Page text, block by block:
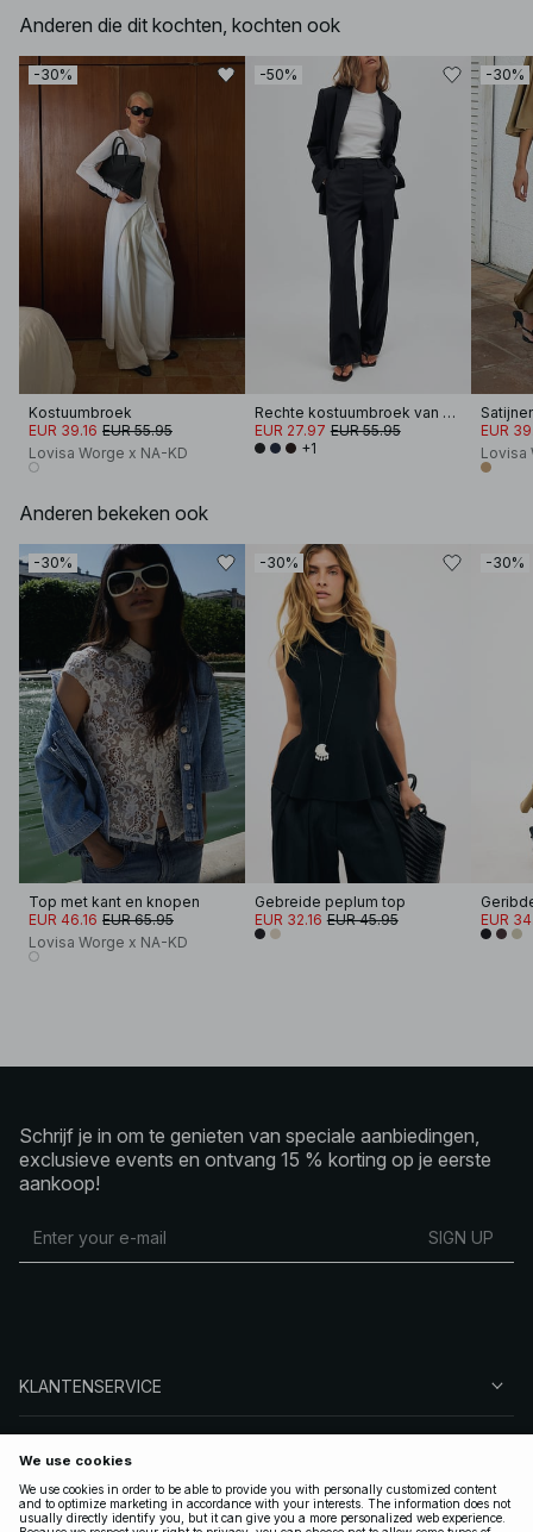
Anderen die dit kochten, kochten ook
-30%
Kostuumbroek
EUR 39.16 EUR 55.95
Lovisa Worge x NA-KD
-50%
Rechte kostuumbroek van keperstof met halfhoge taille
EUR 27.97 EUR 55.95
+1
-30%
EUR
Lovisa
Anderen bekeken ook
-30%
Top met kant en knopen
EUR 46.16 EUR 65.95
Lovisa Worge x NA-KD
-30%
Gebreide peplum top
EUR 32.16 EUR 45.95
-30%
EUR
Schrijf je in om te genieten van speciale aanbiedingen,
exclusieve events en ontvang 15 % korting op je eerste
aankoop!
SIGN UP
KLANTENSERVICE
VOLG ONS